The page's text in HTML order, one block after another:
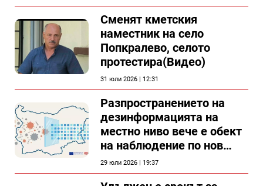
Сменят кметския
наместник на село
Попкралево, селото
протестира(Видео)
31 юли 2026 | 12:31
Разпространението на
дезинформацията на
местно ниво вече е обект
на наблюдение по нов
проект
29 юли 2026 | 19:37